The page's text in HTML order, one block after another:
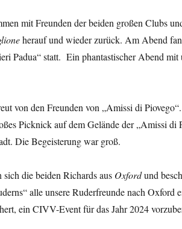
mit Freunden der beiden großen Clubs
herauf und wieder zurück. Am Abend
Padua“ statt. Ein phantastischer Abend
von den Freunden von „Amissi di
Picknick auf dem Gelände der „Amissi
Die Begeisterung war groß.
die beiden Richards aus Oxfordund
alle unsere Ruderfreunde nach
ein CIVV-Event für das Jahr 2024